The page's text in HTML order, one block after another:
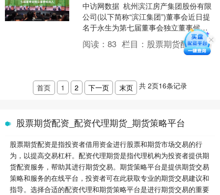
中访网数据 杭州滨江房产集团股份有限
公司(以下简称“滨江集团”)董事会近日提
名于永生为第七届董事会独立董事候选
人，相关提名已通过第六届董事会提名
委员会资格审查....
阅读：83 栏目： 股票期货配资
首页 1 2 下一页 末页 共 2页16条记录
股票期货配资_配资代理期货_期货策略平台
股票期货配资是指投资者借用资金进行股票和期货市场交易的行
为，以提高交易杠杆。配资代理期货是指代理机构为投资者提供期
货配资服务，帮助其进行期货交易。期货策略平台是提供期货交易
策略和服务的在线平台，投资者可在此获取专业的期货交易建议和
指导。选择合适的配资代理和期货策略平台是进行期货交易的重要